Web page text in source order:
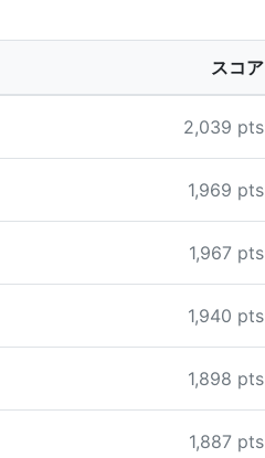
スコア
2,039 pts
1,969 pts
1,967 pts
1,940 pts
1,898 pts
1,887 pts